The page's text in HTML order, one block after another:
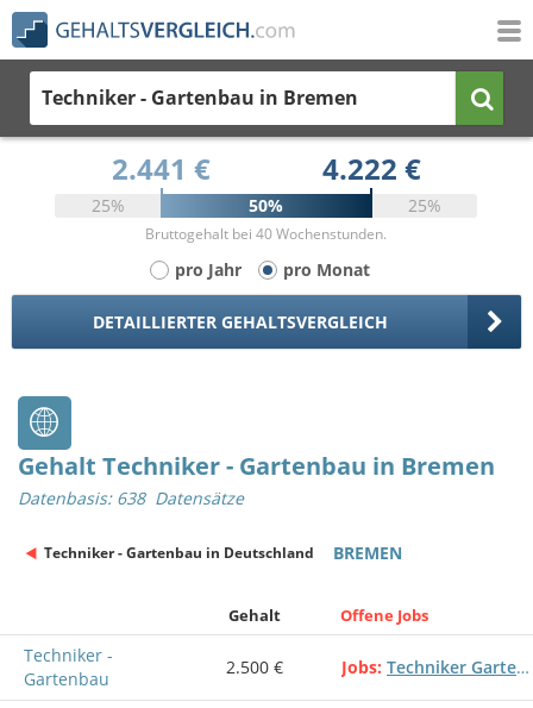
Techniker - Gartenbau in Bremen
2.441 € 4.222 €
25% 50% 25%
Bruttogehalt bei 40 Wochenstunden.
pro Jahr pro Monat
DETAILLIERTER GEHALTSVERGLEICH
Gehalt Techniker - Gartenbau in Bremen
Datenbasis: 638 Datensätze
Techniker - Gartenbau in Deutschland BREMEN
Gehalt Offene Jobs
Techniker -
Gartenbau
2.500 € Jobs Techniker Gartenbau Landschaftsgärtner Garten Landschaftsbau